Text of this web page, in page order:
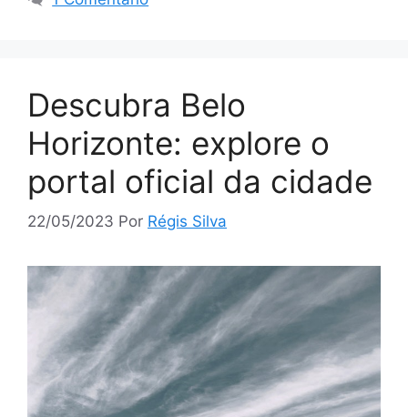
Descubra Belo
Horizonte: explore o
portal oficial da cidade
22/05/2023 Por Régis Silva